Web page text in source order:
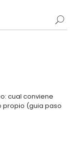
cual conviene
propio (guia paso